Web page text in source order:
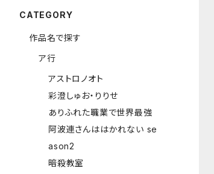
CATEGORY
作品名で探す
ア行
アストロノオト
彩澄しゅお・りりせ
ありふれた職業で世界最強
阿波連さんははかれない se
ason2
暗殺教室